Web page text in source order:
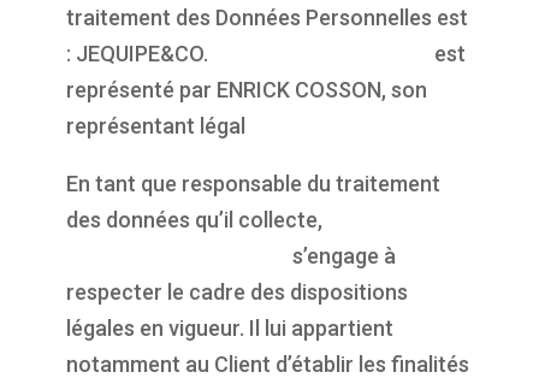
traitement des Données Personnelles est
: JEQUIPE&CO.
est
représenté par ENRICK COSSON, son
représentant légal
En tant que responsable du traitement
des données qu’il collecte,
s’engage à
respecter le cadre des dispositions
légales en vigueur. Il lui appartient
notamment au Client d’établir les finalités